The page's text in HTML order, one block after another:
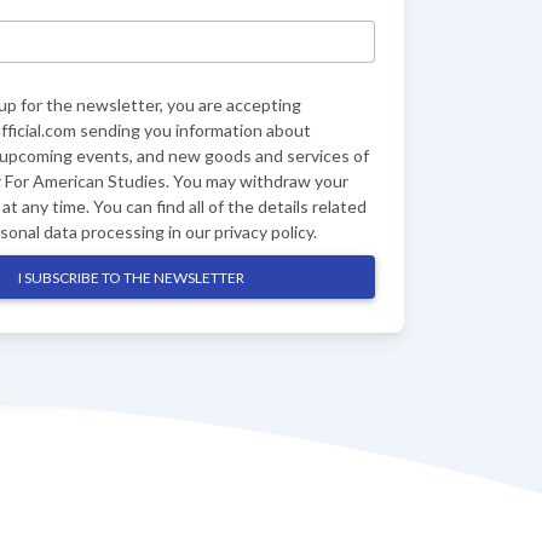
for the newsletter, you are accepting
sending you information about
events, and new goods and services of
American Studies. You may withdraw your
any time. You can find all of the details related
data processing in ourprivacy policy.
I SUBSCRIBE TO THE NEWSLETTER